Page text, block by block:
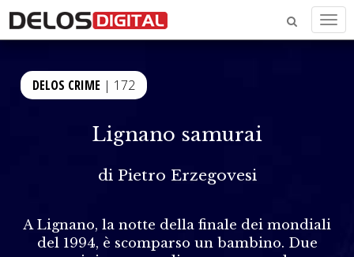
DELOS CRIME | 172
Lignano samurai
di Pietro Erzegovesi
A Lignano, la notte della finale dei mondiali
del 1994, è scomparso un bambino. Due